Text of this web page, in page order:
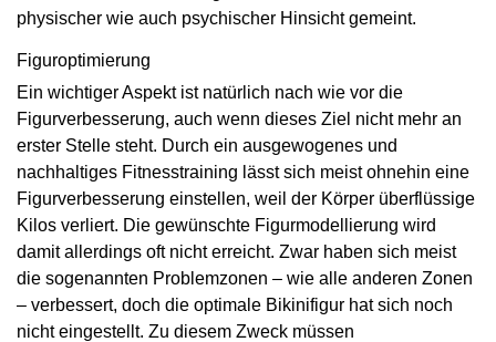
physischer wie auch psychischer Hinsicht gemeint.
Figuroptimierung
Ein wichtiger Aspekt ist natürlich nach wie vor die
Figurverbesserung, auch wenn dieses Ziel nicht mehr an
erster Stelle steht. Durch ein ausgewogenes und
nachhaltiges Fitnesstraining lässt sich meist ohnehin eine
Figurverbesserung einstellen, weil der Körper überflüssige
Kilos verliert. Die gewünschte Figurmodellierung wird
damit allerdings oft nicht erreicht. Zwar haben sich meist
die sogenannten Problemzonen – wie alle anderen Zonen
– verbessert, doch die optimale Bikinifigur hat sich noch
nicht eingestellt. Zu diesem Zweck müssen